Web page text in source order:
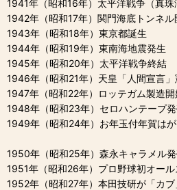
1941年（昭和16年）太平洋戦争（真
1942年（昭和17年）関門海底ト
1943年（昭和18年）東京都誕生
1944年（昭和19年）東南海地震発生
1945年（昭和20年）太平洋戦争終結
1946年（昭和21年）天皇「人間宣言
1947年（昭和22年）ロッテガム製造
1948年（昭和23年）セロハンテープ
1949年（昭和24年）お年玉付年賀は
1950年（昭和25年）森永キャラメル
1951年（昭和26年）プロ野球初オール
1952年（昭和27年）本田技研が「カブ